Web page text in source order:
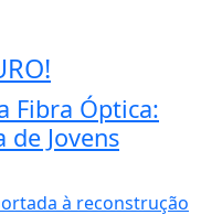
Fibra Óptica:
de Jovens